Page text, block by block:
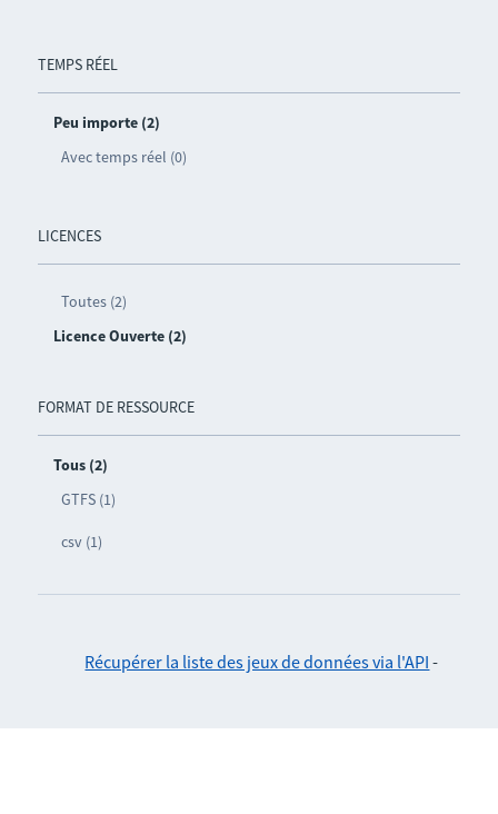
TEMPS RÉEL
Peu importe (2)
Avec temps réel (0)
LICENCES
Toutes (2)
Licence Ouverte (2)
FORMAT DE RESSOURCE
Tous (2)
GTFS (1)
csv (1)
Récupérer la liste des jeux de données via l'API -